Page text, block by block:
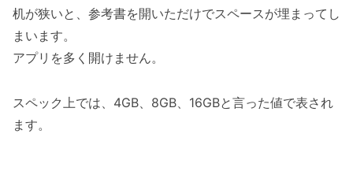
机が狭いと、参考書を開いただけでスペースが埋まってし
まいます。
アプリを多く開けません。
スペック上では、4GB、8GB、16GBと言った値で表され
ます。